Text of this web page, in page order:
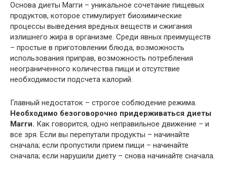
Основа диеты Магги – уникальное сочетание пищевых
продуктов, которое стимулирует биохимические
процессы выведения вредных веществ и сжигания
излишнего жира в организме. Среди явных преимуществ
– простые в приготовлении блюда, возможность
использования приправ, возможность потребления
неограниченного количества пищи и отсутствие
необходимости подсчета калорий.
Главный недостаток – строгое соблюдение режима.
Необходимо безоговорочно придерживаться диеты
Магги. Как говорится, одно неправильное движение – и
все зря. Если вы перепутали продукты – начинайте
сначала; если пропустили прием пищи – начинайте
сначала; если нарушили диету – снова начинайте сначала.